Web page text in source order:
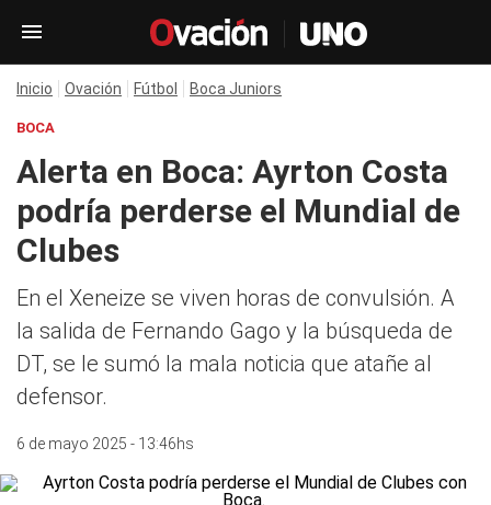
Inicio Ovación Fútbol Boca Juniors
BOCA
Alerta en Boca: Ayrton Costa
podría perderse el Mundial de
Clubes
En el Xeneize se viven horas de convulsión. A
la salida de Fernando Gago y la búsqueda de
DT, se le sumó la mala noticia que atañe al
defensor.
6 de mayo 2025 - 13:46hs